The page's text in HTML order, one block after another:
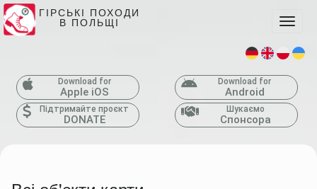
ГІРСЬКІ ПОХОДИ
В ПОЛЬЩІ
Download for
Apple iOS
Download for
Android
Підтримайте проєкт
DONATE
Шукаємо
Спонсора